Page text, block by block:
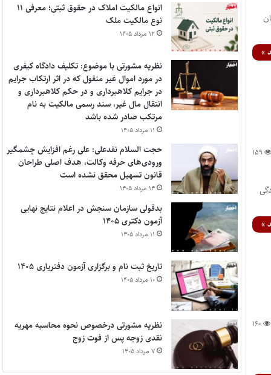
»
۱۵۹
»
۱۶۰
انواع مالکیت املاک در حقوق ثبتی؛ معرفی ۱۱
نوع مالکیت ملک
۱۲ مرداد ۱۴۰۵
نظریه مشورتی با موضوع: تکلیف دادگاه کیفری
در مورد اموال غیر منقول که در اثر ارتکاب جرایم
در جرایم کلاهبرداری و در حکم کلاهبرداری و
انتقال مال غیر، سند رسمی مالکیت به نام
مرتکب صادر شده باشد
۱۱ مرداد ۱۴۰۵
حجت السلام نقدعلی: علی رغم افزایش چشمگیر
ورودی‌های حرفه وکالت، هدف اصلی طراحان
قانون تسهیل محقق نشده است
۱۴ مرداد ۱۴۰۵
بدقولی سازمان سنجش در اعلام نتایج نهایی
آزمون دکتری ۱۴۰۵
۱۱ مرداد ۱۴۰۵
تاریخ ثبت نام و برگزاری آزمون دفتریاری ۱۴۰۵
۱۰ مرداد ۱۴۰۵
نظریه مشورتی درخصوص نحوه محاسبه مهریه
نقدی زوجه پس از فوت زوج
۷ مرداد ۱۴۰۵